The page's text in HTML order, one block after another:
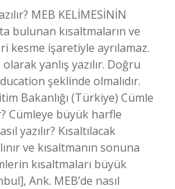
MEB KELİMESİNİN
bulunan kısaltmaların ve
kesme işaretiyle ayrılamaz.
yanlış yazılır. Doğru
şeklinde olmalıdır.
Bakanlığı (Türkiye) Cümle
Cümleye büyük harfle
yazılır? Kısaltılacak
ve kısaltmanın sonuna
kısaltmaları büyük
Ank. MEB’de nasıl